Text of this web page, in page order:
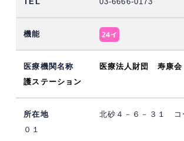
医療法人財団 寿康
護ステーション
北砂４－６－３１ コ
０１